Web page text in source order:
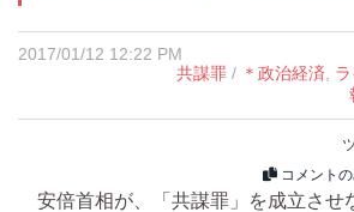
2017/01/12 12:22 PM
共謀罪 / ＊政治経済
コメント
安倍首相が、「共謀罪」を成立させ